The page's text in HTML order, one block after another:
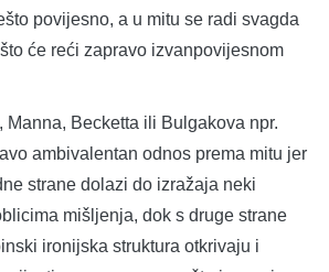
povijesno, a u mitu se radi svagda
će reći zapravo izvanpovijesnom
Manna, Becketta ili Bulgakova npr.
ambivalentan odnos prema mitu jer
strane dolazi do izražaja neki
mišljenja, dok s druge strane
ironijska struktura otkrivaju i